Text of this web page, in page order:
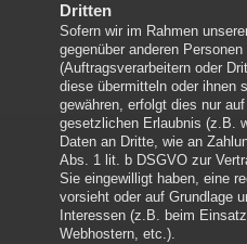
Dritten
Sofern wir im Rahmen
gegenüber anderen
(Auftragsverarbeitern oder
diese übermitteln oder ihnen
gewähren, erfolgt dies nur
gesetzlichen Erlaubnis (z.B.
Daten an Dritte, wie an
Abs. 1 lit. b DSGVO zur
Sie eingewilligt haben, eine
vorsieht oder auf Grundlage
Interessen (z.B. beim
Webhostern, etc.).